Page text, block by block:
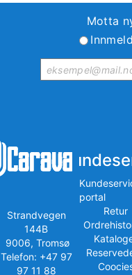
Motta
Strandvegen
144B
9006, Tromsø
Telefon: +47 97
97 11 88
portal
Retur